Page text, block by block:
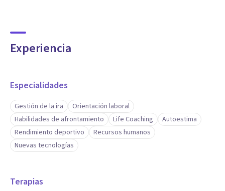
Experiencia
Especialidades
Gestión de la ira
Orientación laboral
Habilidades de afrontamiento
Life Coaching
Autoestima
Rendimiento deportivo
Recursos humanos
Nuevas tecnologías
Terapias